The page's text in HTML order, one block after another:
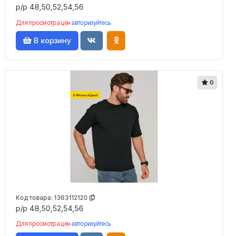
р/р 48,50,52,54,56
Для просмотра цен авторизуйтесь
В корзину
0
Код товара: 1363112120
р/р 48,50,52,54,56
Для просмотра цен авторизуйтесь